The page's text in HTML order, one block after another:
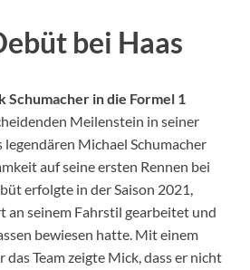
bei Haas
Schumacher in die Formel 1
Meilenstein in seiner
legendären Michael Schumacher
auf seine ersten Rennen bei
erfolgte in der Saison 2021,
an seinem Fahrstil gearbeitet und
bewiesen hatte. Mit einem
das Team zeigte Mick, dass er nicht